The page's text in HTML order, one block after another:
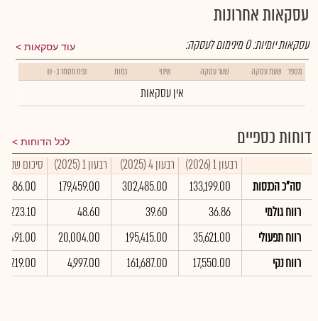
עסקאות אחרונות
עוד עסקאות עסקאות יומיות:0מינימום לעסקה:
מספר שעת עסקה שער עסקה שינוי כמות נפח מסחר ב- ₪
אין עסקאות
דוחות כספיים לכל הדוחות
רבעון 1 (2026) רבעון 4 (2025) רבעון 1 (2025)
סיכום שנתי 2025
סה"כ הכנסות
133,199.00
302,485.00
179,459.00
רווח גולמי
36.86
39.60
48.60
223.10
רווח תפעולי
35,621.00
195,415.00
20,004.00
רווח נקי
17,550.00
161,687.00
4,997.00